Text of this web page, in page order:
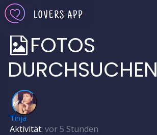
FOTOS
DURCHSUCHEN
✅
Tinja
Aktivität: vor 5 Stunden